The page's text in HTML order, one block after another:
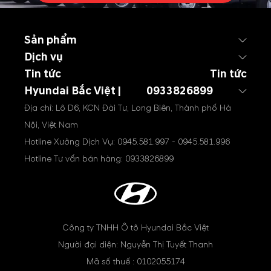
Sản phẩm
Dịch vụ
Tin tức
Tin tức
Hyundai Bắc Việt |
0933826899
Địa chỉ: Lô D6, KCN Đài Tư, Long Biên, Thành phố Hà
Nội, Việt Nam
Hotline Xưởng Dịch Vụ: 0945.581.997 - 0945.581.996
Hotline Tư vấn bán hàng: 0933826899
Công ty TNHH Ô tô Hyundai Bắc Việt
Người đại diện: Nguyễn Thị Tuyết Thanh
Mã số thuế : 0102055174